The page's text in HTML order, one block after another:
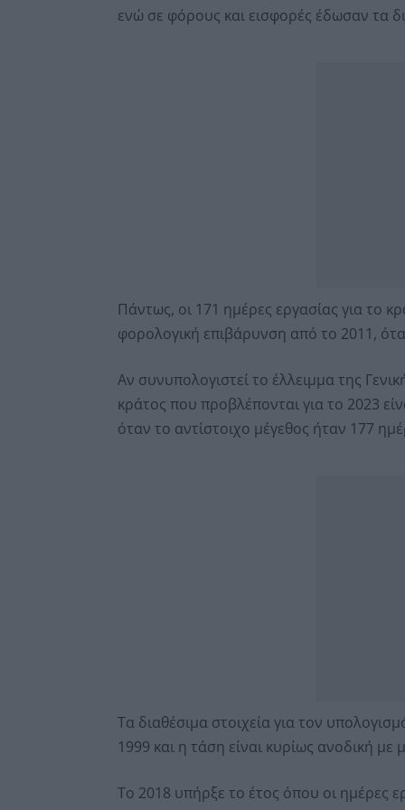
ενώ σε φόρους και εισφορές έδωσαν τα
Πάντως, οι 171 ημέρες εργασίας για το
φορολογική επιβάρυνση από το 2011,
Αν συνυπολογιστεί το έλλειμμα της
κράτος που προβλέπονται για το 2023
όταν το αντίστοιχο μέγεθος ήταν 177
Τα διαθέσιμα στοιχεία για τον
1999 και η τάση είναι κυρίως ανοδική με
Το 2018 υπήρξε το έτος όπου οι ημέρες